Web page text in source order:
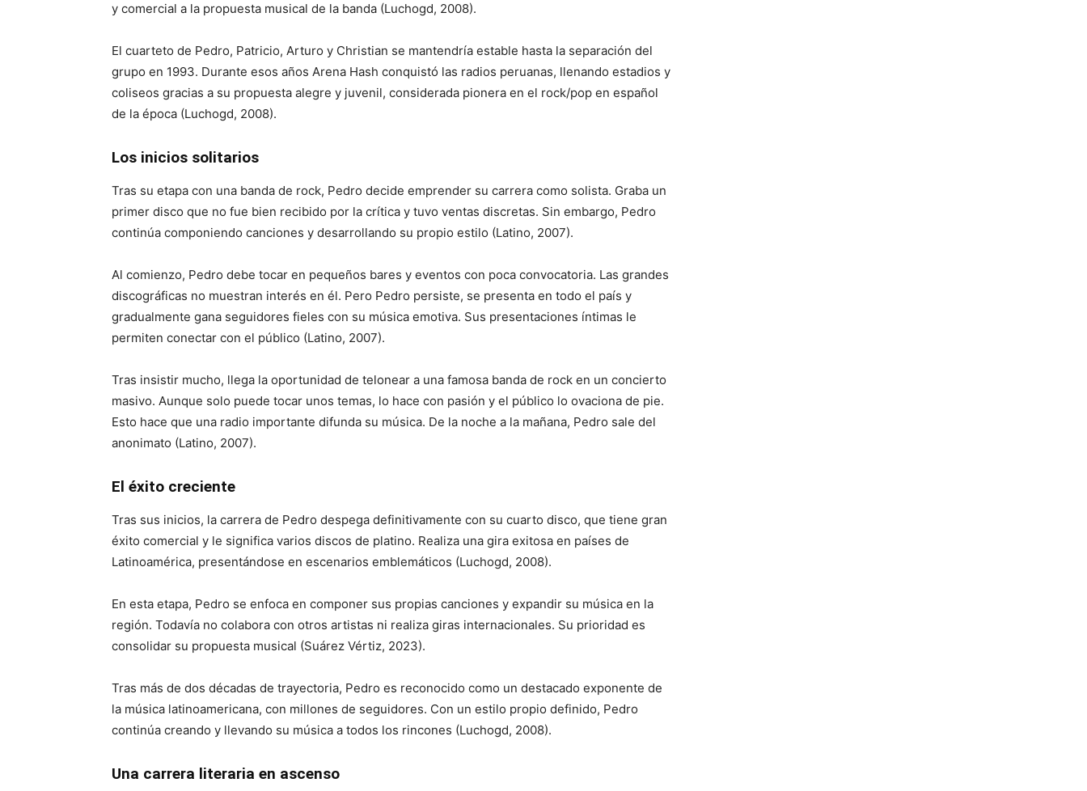
y comercial a la propuesta musical de la banda (Luchogd, 2008).
El cuarteto de Pedro, Patricio, Arturo y Christian se mantendría estable hasta la separación del
grupo en 1993. Durante esos años Arena Hash conquistó las radios peruanas, llenando estadios y
coliseos gracias a su propuesta alegre y juvenil, considerada pionera en el rock/pop en español
de la época (Luchogd, 2008).
Los inicios solitarios
Tras su etapa con una banda de rock, Pedro decide emprender su carrera como solista. Graba un
primer disco que no fue bien recibido por la crítica y tuvo ventas discretas. Sin embargo, Pedro
continúa componiendo canciones y desarrollando su propio estilo (Latino, 2007).
Al comienzo, Pedro debe tocar en pequeños bares y eventos con poca convocatoria. Las grandes
discográficas no muestran interés en él. Pero Pedro persiste, se presenta en todo el país y
gradualmente gana seguidores fieles con su música emotiva. Sus presentaciones íntimas le
permiten conectar con el público (Latino, 2007).
Tras insistir mucho, llega la oportunidad de telonear a una famosa banda de rock en un concierto
masivo. Aunque solo puede tocar unos temas, lo hace con pasión y el público lo ovaciona de pie.
Esto hace que una radio importante difunda su música. De la noche a la mañana, Pedro sale del
anonimato (Latino, 2007).
El éxito creciente
Tras sus inicios, la carrera de Pedro despega definitivamente con su cuarto disco, que tiene gran
éxito comercial y le significa varios discos de platino. Realiza una gira exitosa en países de
Latinoamérica, presentándose en escenarios emblemáticos (Luchogd, 2008).
En esta etapa, Pedro se enfoca en componer sus propias canciones y expandir su música en la
región. Todavía no colabora con otros artistas ni realiza giras internacionales. Su prioridad es
consolidar su propuesta musical (Suárez Vértiz, 2023).
Tras más de dos décadas de trayectoria, Pedro es reconocido como un destacado exponente de
la música latinoamericana, con millones de seguidores. Con un estilo propio definido, Pedro
continúa creando y llevando su música a todos los rincones (Luchogd, 2008).
Una carrera literaria en ascenso